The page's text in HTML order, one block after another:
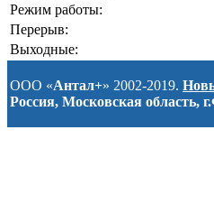
Режим работы:
Перерыв:
Выходные:
ООО «Антал+» 2002-2019.
Россия, Московская область,